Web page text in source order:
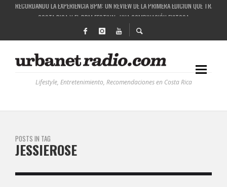
COSTA RICA Y EL BPM FESTIVAL: UNA COMBINACIÓN EXITOSA
RUTAS NATURBANAS: EL PROYECTO QUE ESTÁ TRANSFORMANDO LA CALIDAD DE
LA HISTORIA DETRÁS DE LA MÚSICA ELECTRÓNICA: BBC RADIOPHONIC WORKSHOP
Lifestyle, Entretenimiento, Recomendaciones en Costa Rica
POSTS IN TAG
JESSIEROSE